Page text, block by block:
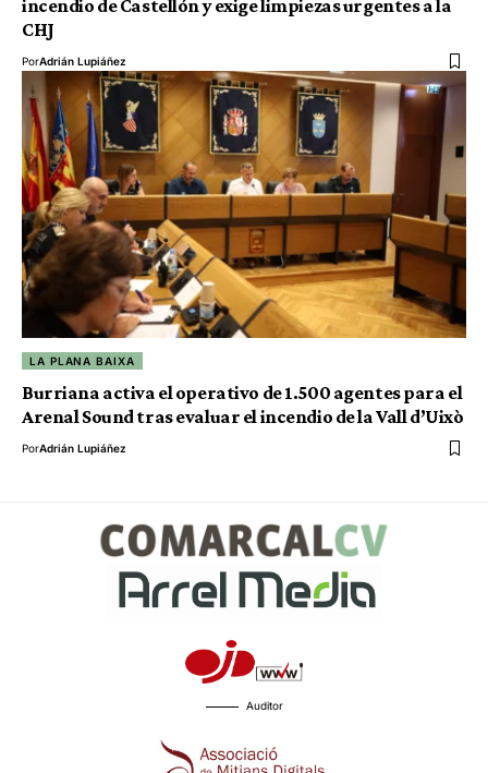
incendio de Castellón y exige limpiezas urgentes a la
CHJ
PorAdrián Lupiáñez
LA PLANA BAIXA
Burriana activa el operativo de 1.500 agentes para el
Arenal Sound tras evaluar el incendio de la Vall d’Uixò
PorAdrián Lupiáñez
Auditor